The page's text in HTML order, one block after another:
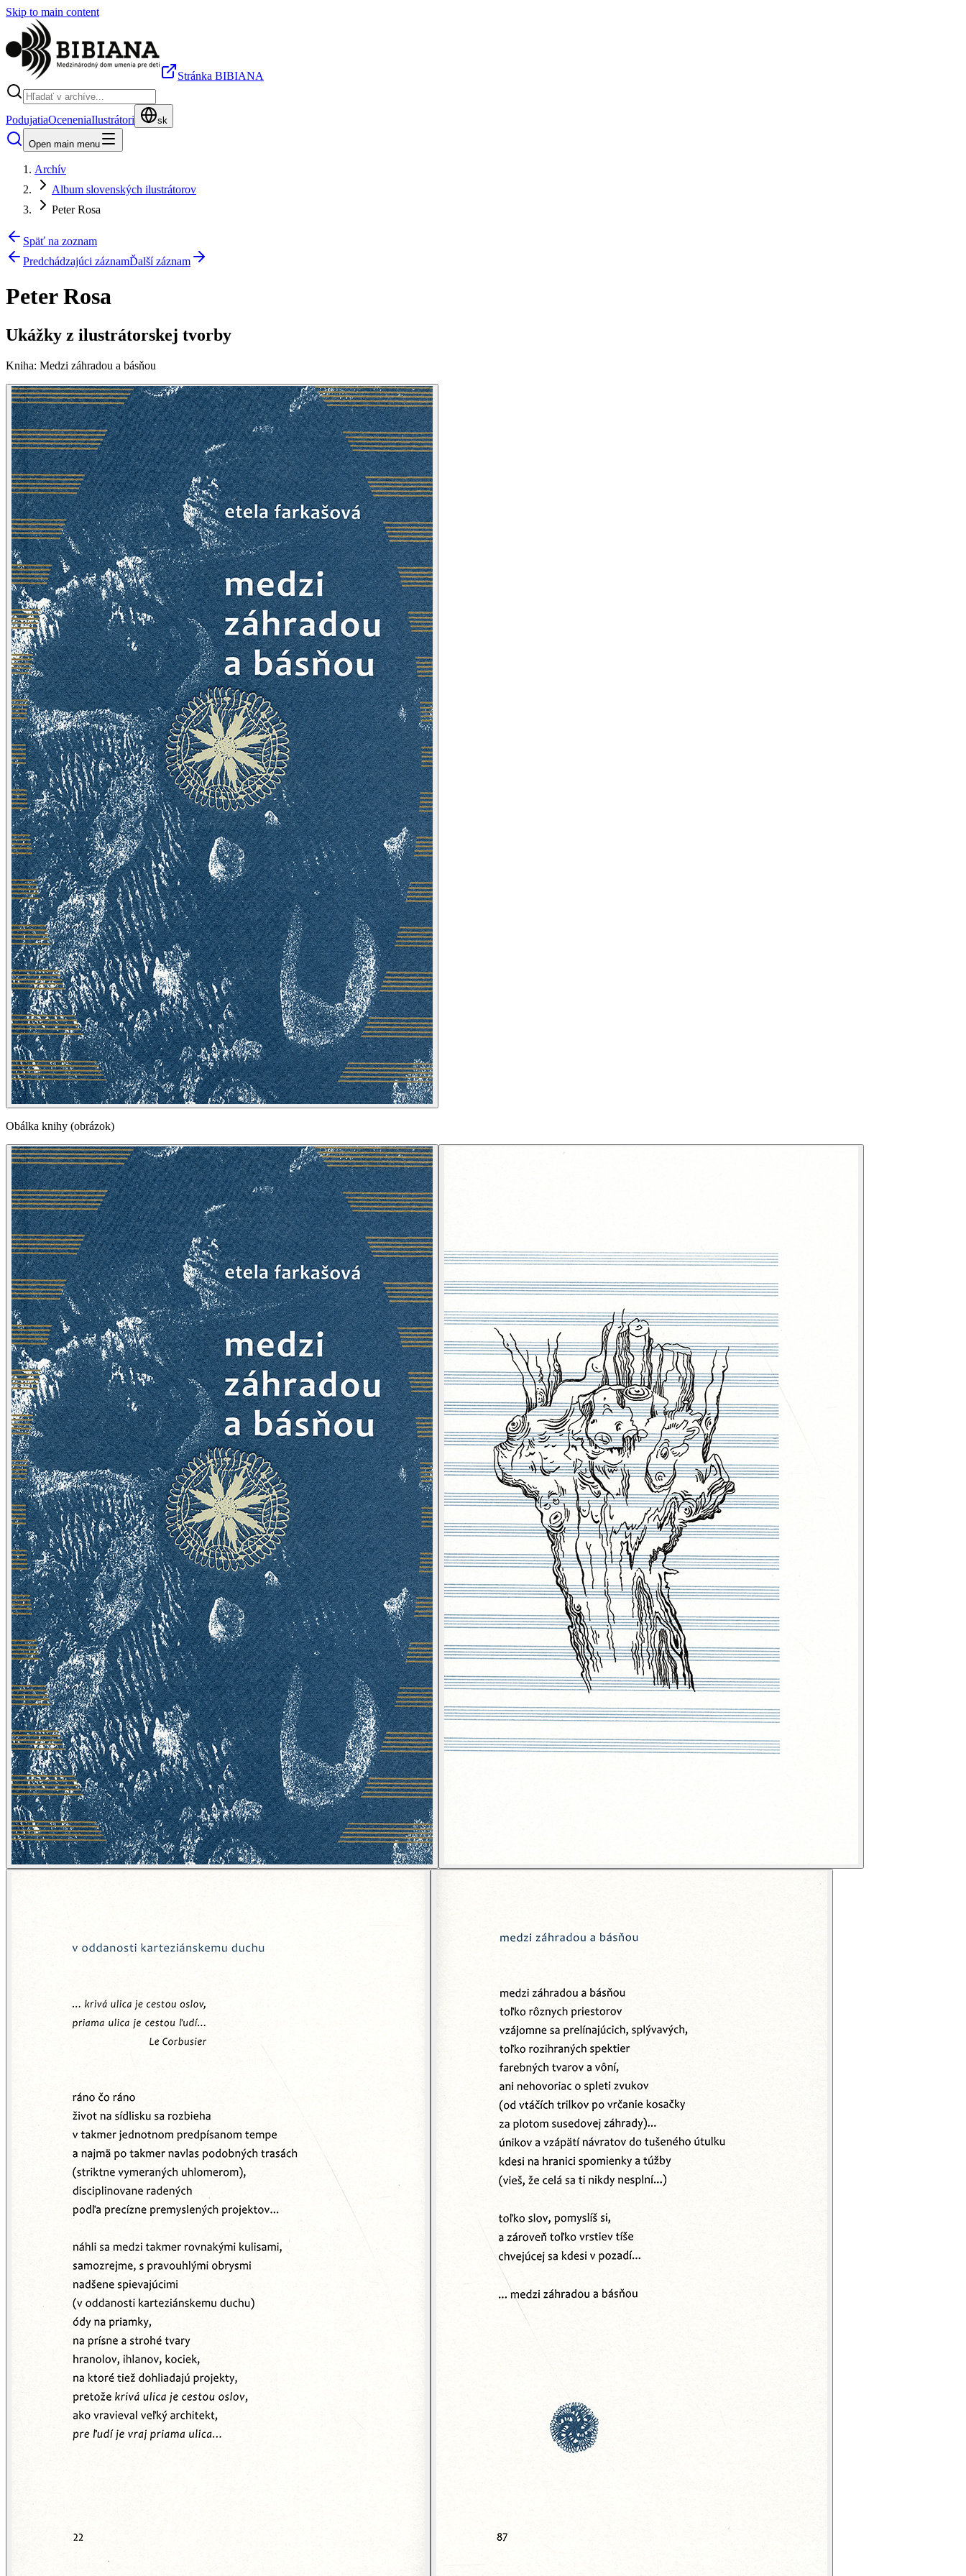
Skip to main content
Stránka BIBIANA
PodujatiaOceneniaIlustrátori sk
Open main menu
Archív
Album slovenských ilustrátorov
Peter Rosa
Späť na zoznam
Predchádzajúci záznamĎalší záznam
Peter Rosa
Ukážky z ilustrátorskej tvorby
Kniha: Medzi záhradou a básňou
Obálka knihy (obrázok)